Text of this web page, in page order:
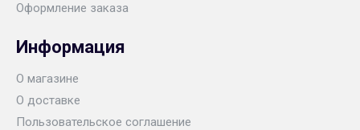
Оформление заказа
Информация
О магазине
О доставке
Пользовательское соглашение